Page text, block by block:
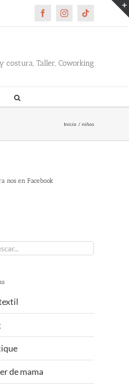
FacebookInstagramTiktok
costura, Taller, Coworking
Inicio niños
nos en Facebook
de mama